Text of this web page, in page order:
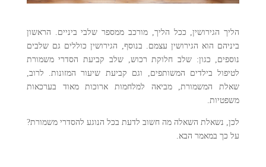
הליך הגירושין, ככל הליך, מורכב ממספר שלבי ביניים. הראשון
ביניהם הוא הגירושין עצמם. בנוסף, הגירושין כוללים גם שלבים
נוספים, כגון: שלב חלוקת רכוש, שלב קביעת הסדרי משמורת
לטיפול בילדים המשותפים, וגם קביעת שיעור המזונות. לרוב,
שאלת המשמורת, מביאה למלחמות ארוכות מאוד בערכאות
משפטיות.
לכן, נשאלת השאלה מה חשוב לדעת בכל הנוגע להסדרי משמורת?
על כך במאמר הבא.